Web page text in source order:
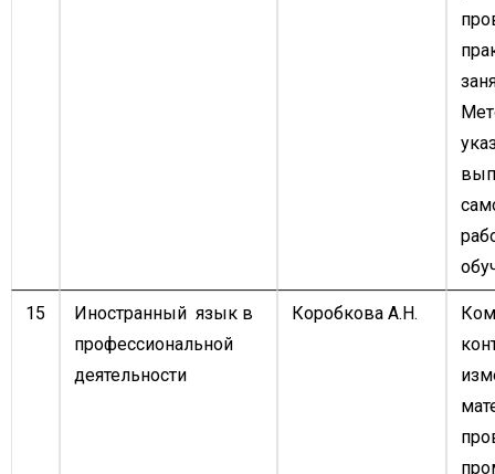
15
Иностранный язык в
профессиональной
деятельности
Коробкова А.Н.